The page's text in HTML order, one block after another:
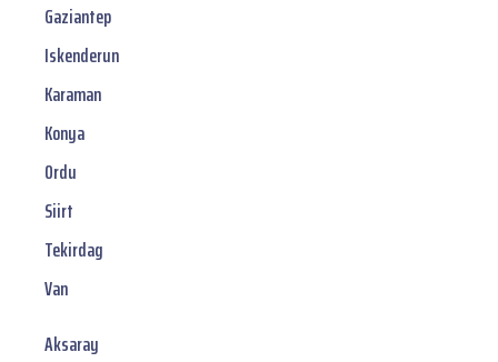
Gaziantep
Iskenderun
Karaman
Konya
Ordu
Siirt
Tekirdag
Van
Aksaray